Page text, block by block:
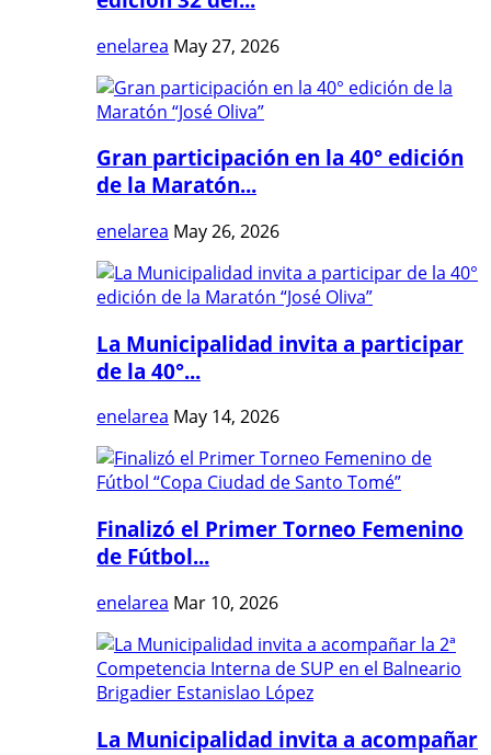
enelarea May 27, 2026
Gran participación en la 40° edición
de la Maratón...
enelarea May 26, 2026
La Municipalidad invita a participar
de la 40°...
enelarea May 14, 2026
Finalizó el Primer Torneo Femenino
de Fútbol...
enelarea Mar 10, 2026
La Municipalidad invita a acompañar